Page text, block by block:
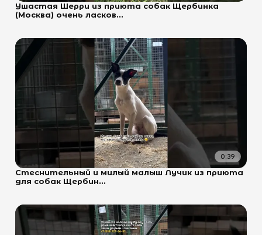
Ушастая Шерри из приюта собак Щербинка
(Москва) очень ласков...
0:39
Стеснительный и милый малыш Лучик из приюта
для собак Щербин...